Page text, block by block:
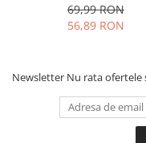
69,99 RON
56,89 RON
Newsletter Nu rata